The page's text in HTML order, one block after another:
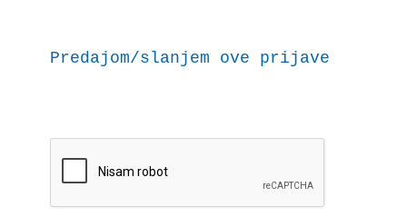
Predajom/slanjem ove prijave